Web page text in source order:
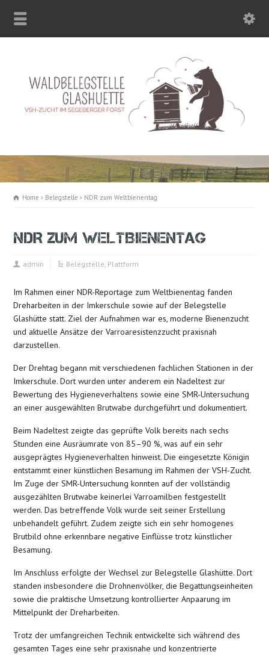
Home Belegstelle NDR zum Weltbienentag
NDR ZUM WELTBIENENTAG
admin Belegstelle Plattform
Im Rahmen einer NDR-Reportage zum Weltbienentag fanden
Dreharbeiten in der Imkerschule sowie auf der Belegstelle
Glashütte statt. Ziel der Aufnahmen war es, moderne Bienenzucht
und aktuelle Ansätze der Varroaresistenzzucht praxisnah
darzustellen.
Der Drehtag begann mit verschiedenen fachlichen Stationen in der
Imkerschule. Dort wurden unter anderem ein Nadeltest zur
Bewertung des Hygieneverhaltens sowie eine SMR-Untersuchung
an einer ausgewählten Brutwabe durchgeführt und dokumentiert.
Beim Nadeltest zeigte das geprüfte Volk bereits nach sechs
Stunden eine Ausräumrate von 85–90 %, was auf ein sehr
ausgeprägtes Hygieneverhalten hinweist. Die eingesetzte Königin
entstammt einer künstlichen Besamung im Rahmen der VSH-Zucht.
Im Zuge der SMR-Untersuchung konnten auf der vollständig
ausgezählten Brutwabe keinerlei Varroamilben festgestellt
werden. Das betreffende Volk wurde seit seiner Erstellung
unbehandelt geführt. Zudem zeigte sich ein sehr homogenes
Brutbild ohne erkennbare negative Einflüsse trotz künstlicher
Besamung.
Im Anschluss erfolgte der Wechsel zur Belegstelle Glashütte. Dort
standen insbesondere die Drohnenvölker, die Begattungseinheiten
sowie die praktische Umsetzung kontrollierter Anpaarung im
Mittelpunkt der Dreharbeiten.
Trotz der umfangreichen Technik entwickelte sich während des
gesamten Tages eine sehr praxisnahe und konzentrierte